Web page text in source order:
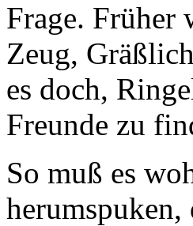
Frage. Früher
Zeug,
es doch,
Freunde zu
So muß es
herumspuken,